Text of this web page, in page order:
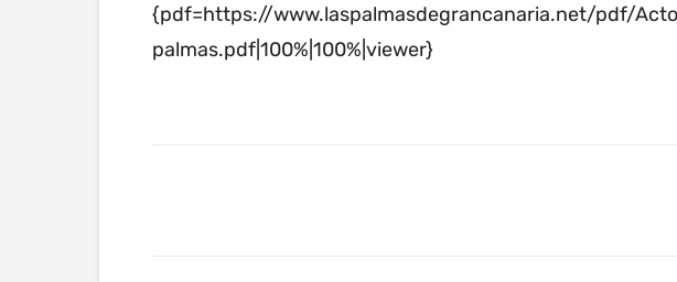
{pdf=https://www.laspalmasdegrancanaria.net/pdf/
palmas.pdf|100%|100%|viewer}